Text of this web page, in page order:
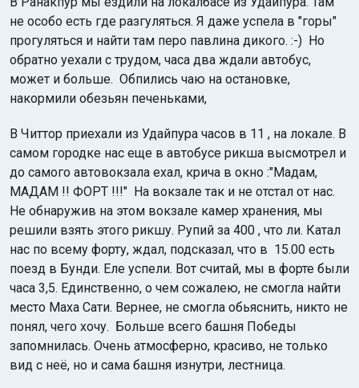
не особо есть где разгуляться. Я даже успела в "горы"
прогуляться и найти там перо павлина дикого. :-) Но
обратно уехали с трудом, часа два ждали автобус,
может и больше. Обпились чаю на остановке,
накормили обезьян печеньками,
В Читтор приехали из Удайпура часов в 11 , на локале. В
самом городке нас еще в автобусе рикша высмотрел и
до самого автовокзала ехал, крича в окно :"Мадам,
МАДАМ !! ФОРТ !!!" На вокзале так и не отстал от нас.
Не обнаружив на этом вокзале камер хранения, мы
решили взять этого рикшу. Рупий за 400 , что ли. Катал
нас по всему форту, ждал, подсказал, что в 15.00 есть
поезд в Бунди. Еле успели. Вот считай, мы в форте были
часа 3,5. Единственно, о чем сожалею, не смогла найти
место Маха Сати. Вернее, не смогла обьяснить, никто не
понял, чего хочу. Больше всего башня Победы
запомнилась. Очень атмосферно, красиво, не только
вид с неё, но и сама башня изнутри, лестница.